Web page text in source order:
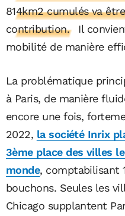
814km2 cumulés va
contribution.
Il
mobilité de manière
La problématique
à Paris, de manière
encore une fois,
2022, la société Inrix
3ème place des villes
monde, comptabilisant
bouchons. Seules les
Chicago supplantent